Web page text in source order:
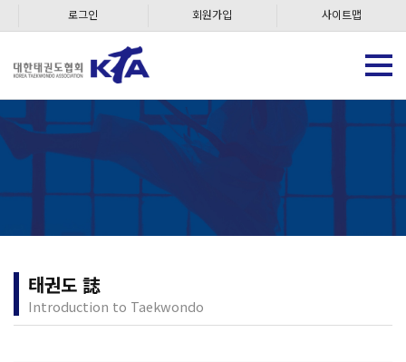
로그인 회원가입 사이트맵
태권도 誌
Introduction to Taekwondo